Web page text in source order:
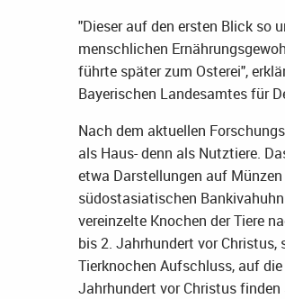
"Dieser auf den ersten Blick so
menschlichen
führte später zum Osterei",
Bayerischen Landesamtes für
Nach dem aktuellen
als Haus- denn als Nutztiere.
etwa Darstellungen auf
südostasiatischen
vereinzelte Knochen der Tiere
bis 2. Jahrhundert vor Christus,
Tierknochen Aufschluss, auf
Jahrhundert vor Christus